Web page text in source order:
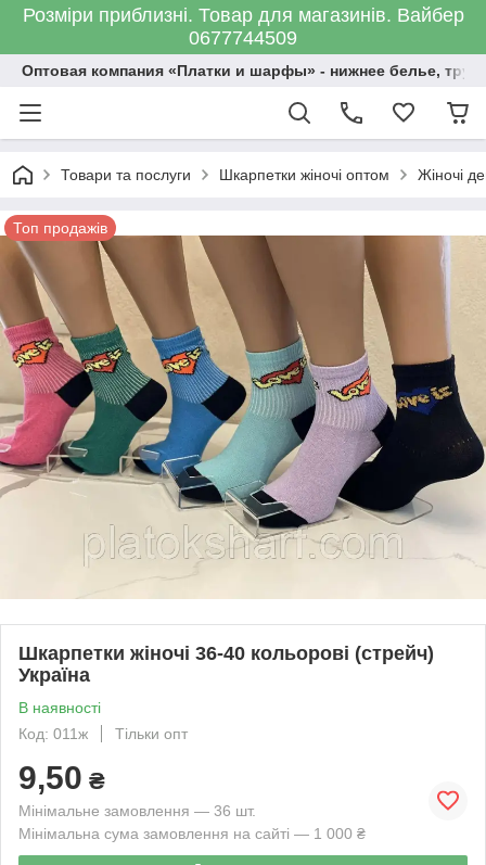
Розміри приблизні. Товар для магазинів. Вайбер
0677744509
Оптовая компания «Платки и шарфы» - нижнее белье,
Товари та послуги Шкарпетки жіночі оптом Жіночі
Топ продажів
Шкарпетки жіночі 36-40 кольорові (стрейч)
Україна
В наявності
Код: 011ж
Тільки опт
9,50 ₴
Мінімальне замовлення — 36 шт.
Мінімальна сума замовлення на сайті — 1 000 ₴